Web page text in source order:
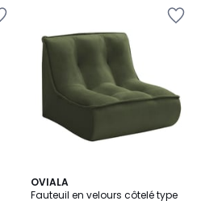
OVIALA
Fauteuil en velours côtelé type
3